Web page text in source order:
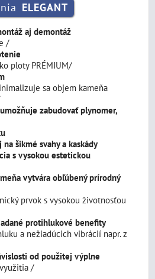
ELEGANT
aj demontáž
/
ploty PRÉMIUM/
sa objem kameňa
zabudovať plynomer,
šikmé svahy a kaskády
s vysokou estetickou
vytvára obľúbený prírodný
prvok s vysokou životnosťou
protihlukové benefity
a nežiadúcich vibrácií napr. z
od použitej výplne
/